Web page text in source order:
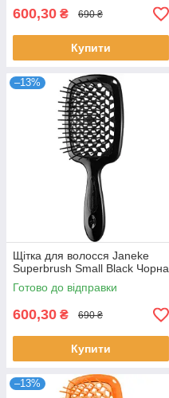
600,30 ₴ 690 ₴
Купити
–13%
Щітка для волосся Janeke
Superbrush Small Black Чорна
Готово до відправки
600,30 ₴ 690 ₴
Купити
–13%